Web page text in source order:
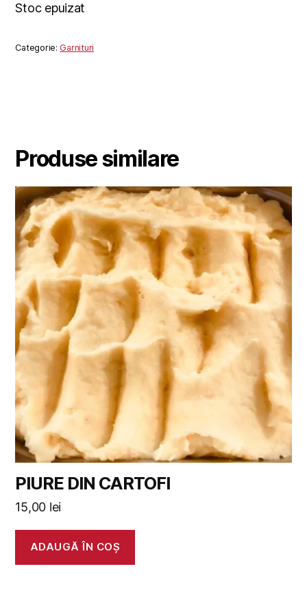
Stoc epuizat
Categorie: Garnituri
Produse similare
PIURE DIN CARTOFI
15,00 lei
ADAUGĂ ÎN COȘ